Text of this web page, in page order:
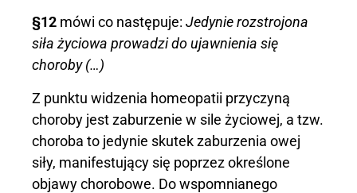
§12 mówi co następuje: Jedynie rozstrojona
siła życiowa prowadzi do ujawnienia się
choroby (…)
Z punktu widzenia homeopatii przyczyną
choroby jest zaburzenie w sile życiowej, a tzw.
choroba to jedynie skutek zaburzenia owej
siły, manifestujący się poprzez określone
objawy chorobowe. Do wspomnianego